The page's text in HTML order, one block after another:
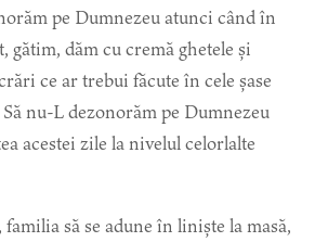
pe Dumnezeu atunci când în
gătim, dăm cu cremă ghetele și
ce ar trebui făcute în cele șase
nu-L dezonorăm pe Dumnezeu
acestei zile la nivelul celorlalte
să se adune în liniște la masă,